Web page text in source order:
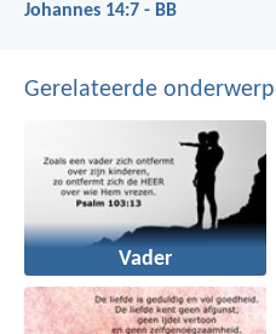
Johannes 14:7 - BB
Gerelateerde
Vader